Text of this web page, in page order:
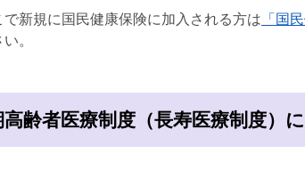
で新規に国民健康保険に加入される方は 「国
。
高齢者医療制度（長寿医療制度）